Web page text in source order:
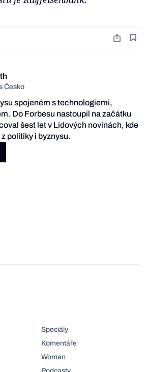
Česko
spojeném s technologiemi,
Do Forbesu nastoupil na začátku
šest let v Lidových novinách, kde
politiky i byznysu.
Speciály
Komentáře
Woman